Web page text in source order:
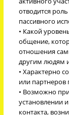
отводится
пассивного
• Какой
общение,
отношения
другим людям
• Характерно
или
• Возможно
установлении
контакта,